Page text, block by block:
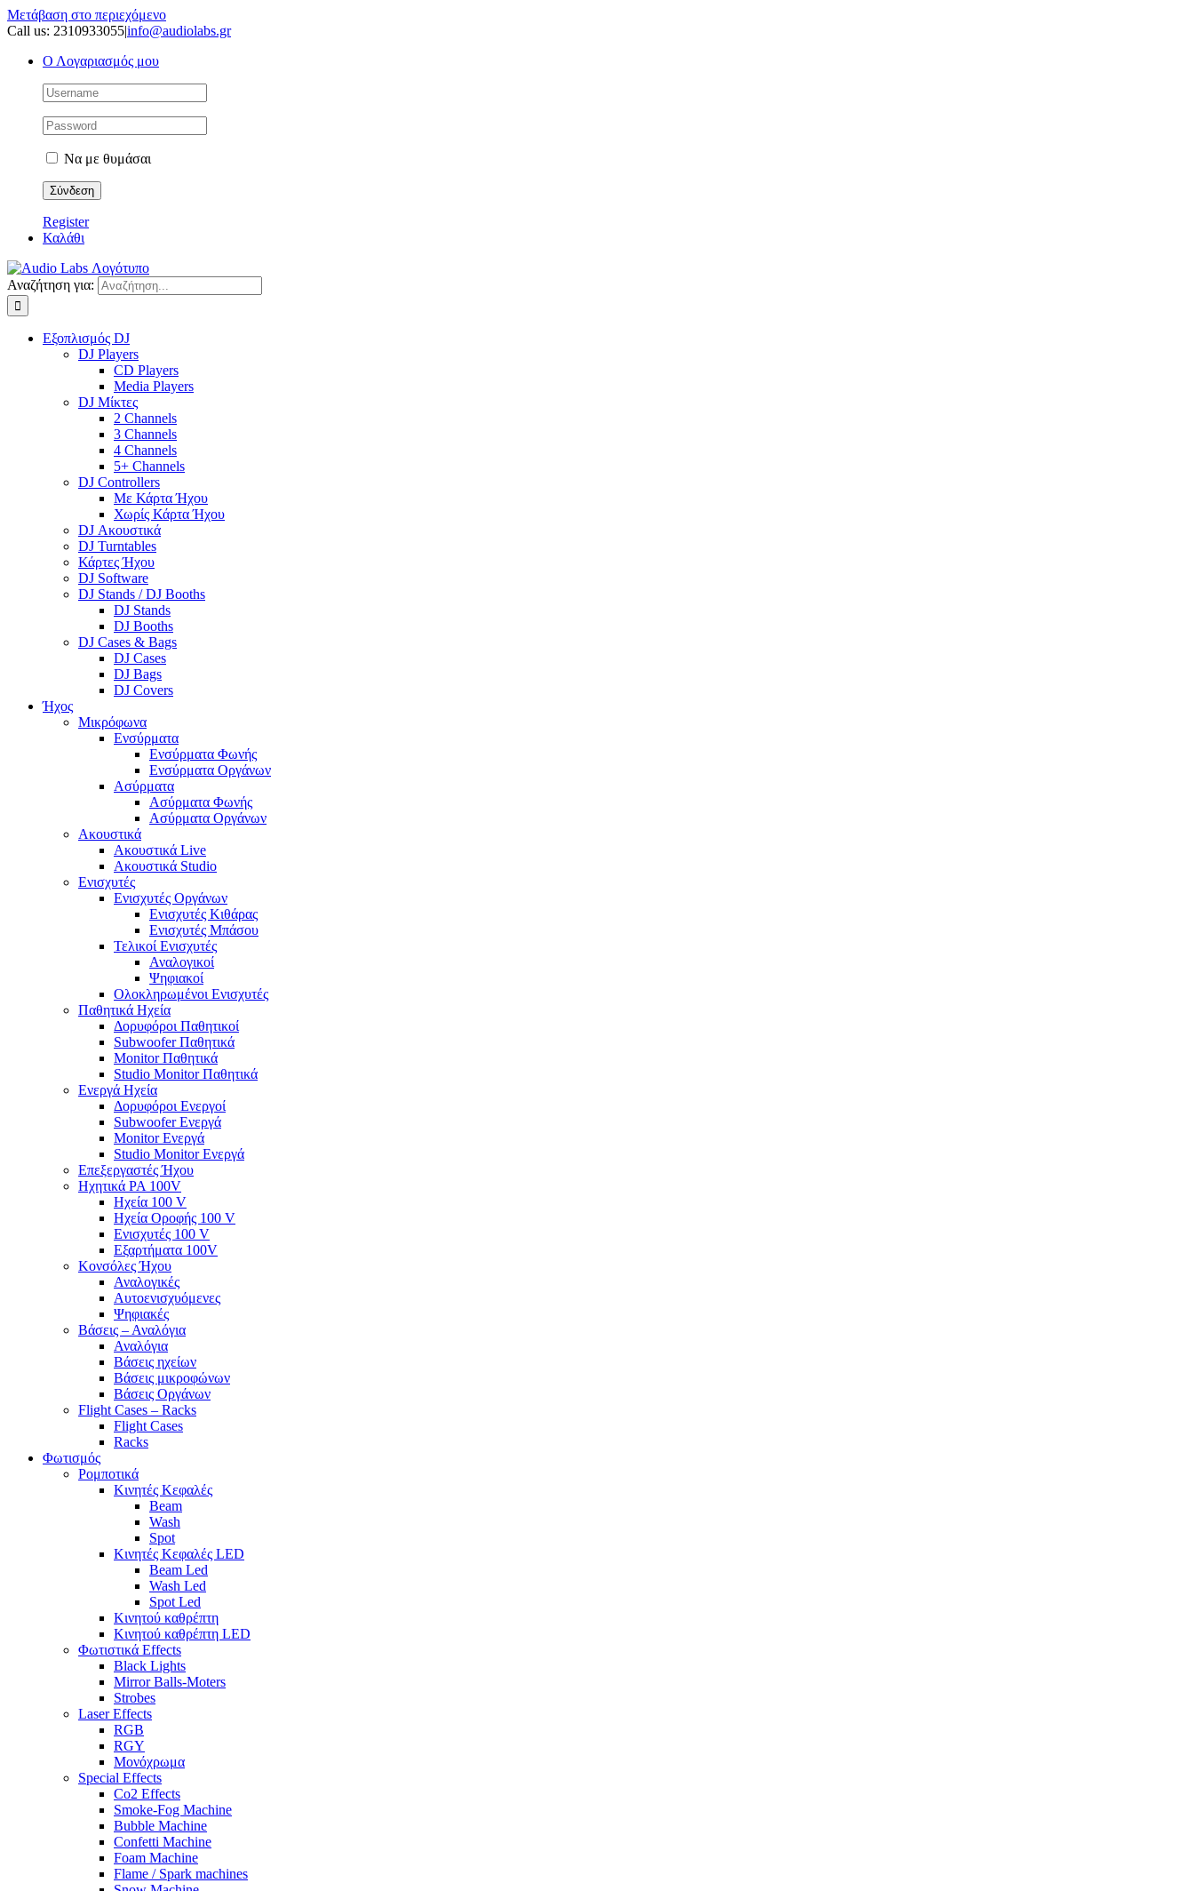
Μετάβαση στο περιεχόμενο
Call us: 2310933055|info@audiolabs.gr
Ο Λογαριασμός μου
Να με θυμάσαι
Register
Καλάθι
Αναζήτηση για:
Εξοπλισμός DJ
DJ Players
CD Players
Media Players
DJ Μίκτες
2 Channels
3 Channels
4 Channels
5+ Channels
DJ Controllers
Με Κάρτα Ήχου
Χωρίς Κάρτα Ήχου
DJ Ακουστικά
DJ Turntables
Κάρτες Ήχου
DJ Software
DJ Stands / DJ Booths
DJ Stands
DJ Booths
DJ Cases & Bags
DJ Cases
DJ Bags
DJ Covers
Ήχος
Μικρόφωνα
Ενσύρματα
Ενσύρματα Φωνής
Ενσύρματα Οργάνων
Ασύρματα
Ασύρματα Φωνής
Ασύρματα Οργάνων
Ακουστικά
Ακουστικά Live
Ακουστικά Studio
Ενισχυτές
Ενισχυτές Οργάνων
Ενισχυτές Κιθάρας
Ενισχυτές Μπάσου
Τελικοί Ενισχυτές
Αναλογικοί
Ψηφιακοί
Ολοκληρωμένοι Ενισχυτές
Παθητικά Ηχεία
Δορυφόροι Παθητικοί
Subwoofer Παθητικά
Monitor Παθητικά
Studio Monitor Παθητικά
Ενεργά Ηχεία
Δορυφόροι Ενεργοί
Subwoofer Ενεργά
Monitor Ενεργά
Studio Monitor Ενεργά
Επεξεργαστές Ήχου
Ηχητικά PA 100V
Ηχεία 100 V
Ηχεία Οροφής 100 V
Ενισχυτές 100 V
Εξαρτήματα 100V
Κονσόλες Ήχου
Αναλογικές
Αυτοενισχυόμενες
Ψηφιακές
Βάσεις – Αναλόγια
Αναλόγια
Βάσεις ηχείων
Βάσεις μικροφώνων
Βάσεις Οργάνων
Flight Cases – Racks
Flight Cases
Racks
Φωτισμός
Ρομποτικά
Κινητές Κεφαλές
Beam
Wash
Spot
Κινητές Κεφαλές LED
Beam Led
Wash Led
Spot Led
Κινητού καθρέπτη
Κινητού καθρέπτη LED
Φωτιστικά Effects
Black Lights
Mirror Balls-Moters
Strobes
Laser Effects
RGB
RGY
Μονόχρωμα
Special Effects
Co2 Effects
Smoke-Fog Machine
Bubble Machine
Confetti Machine
Foam Machine
Flame / Spark machines